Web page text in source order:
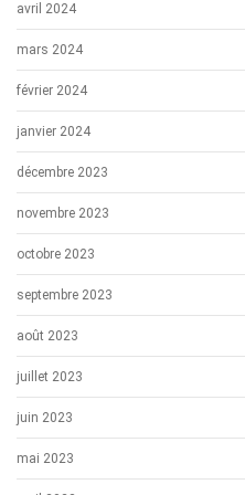
avril 2024
mars 2024
février 2024
janvier 2024
décembre 2023
novembre 2023
octobre 2023
septembre 2023
août 2023
juillet 2023
juin 2023
mai 2023